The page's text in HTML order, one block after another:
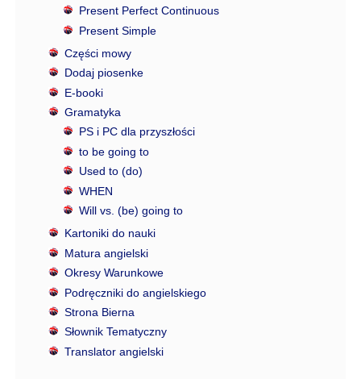
Present Perfect Continuous
Present Simple
Części mowy
Dodaj piosenke
E-booki
Gramatyka
PS i PC dla przyszłości
to be going to
Used to (do)
WHEN
Will vs. (be) going to
Kartoniki do nauki
Matura angielski
Okresy Warunkowe
Podręczniki do angielskiego
Strona Bierna
Słownik Tematyczny
Translator angielski